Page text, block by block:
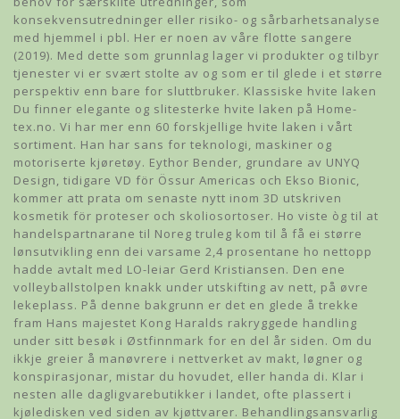
konsekvensutredninger eller risiko- og sårbarhetsanalyse
med hjemmel i pbl. Her er noen av våre flotte sangere
(2019). Med dette som grunnlag lager vi produkter og tilbyr
tjenester vi er svært stolte av og som er til glede i et større
perspektiv enn bare for sluttbruker. Klassiske hvite laken
Du finner elegante og slitesterke hvite laken på Home-
tex.no. Vi har mer enn 60 forskjellige hvite laken i vårt
sortiment. Han har sans for teknologi, maskiner og
motoriserte kjøretøy. Eythor Bender, grundare av UNYQ
Design, tidigare VD för Össur Americas och Ekso Bionic,
kommer att prata om senaste nytt inom 3D utskriven
kosmetik för proteser och skoliosortoser. Ho viste òg til at
handelspartnarane til Noreg truleg kom til å få ei større
lønsutvikling enn dei varsame 2,4 prosentane ho nettopp
hadde avtalt med LO-leiar Gerd Kristiansen. Den ene
volleyballstolpen knakk under utskifting av nett, på øvre
lekeplass. På denne bakgrunn er det en glede å trekke
fram Hans majestet Kong Haralds rakryggede handling
under sitt besøk i Østfinnmark for en del år siden. Om du
ikkje greier å manøvrere i nettverket av makt, løgner og
konspirasjonar, mistar du hovudet, eller handa di. Klar i
nesten alle dagligvarebutikker i landet, ofte plassert i
kjøledisken ved siden av kjøttvarer. Behandlingsansvarlig